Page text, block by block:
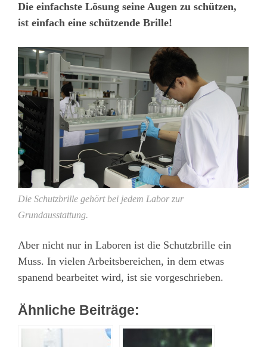
Die einfachste Lösung seine Augen zu schützen,
ist einfach eine schützende Brille!
Die Schutzbrille gehört bei jedem Labor zur
Grundausstattung.
Aber nicht nur in Laboren ist die Schutzbrille ein
Muss. In vielen Arbeitsbereichen, in dem etwas
spanend bearbeitet wird, ist sie vorgeschrieben.
Ähnliche Beiträge: